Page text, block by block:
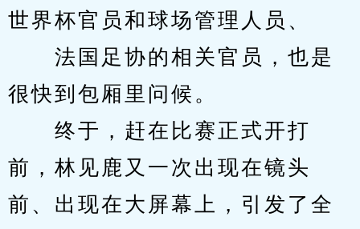
世界杯官员和球场管理人员、
法国足协的相关官员，也是
很快到包厢里问候。
终于，赶在比赛正式开打
前，林见鹿又一次出现在镜头
前、出现在大屏幕上，引发了全